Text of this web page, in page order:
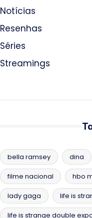
Notícias
Resenhas
Séries
Streamings
bella ramsey dina
filme nacional hbo
lady gaga life is
life is strange double